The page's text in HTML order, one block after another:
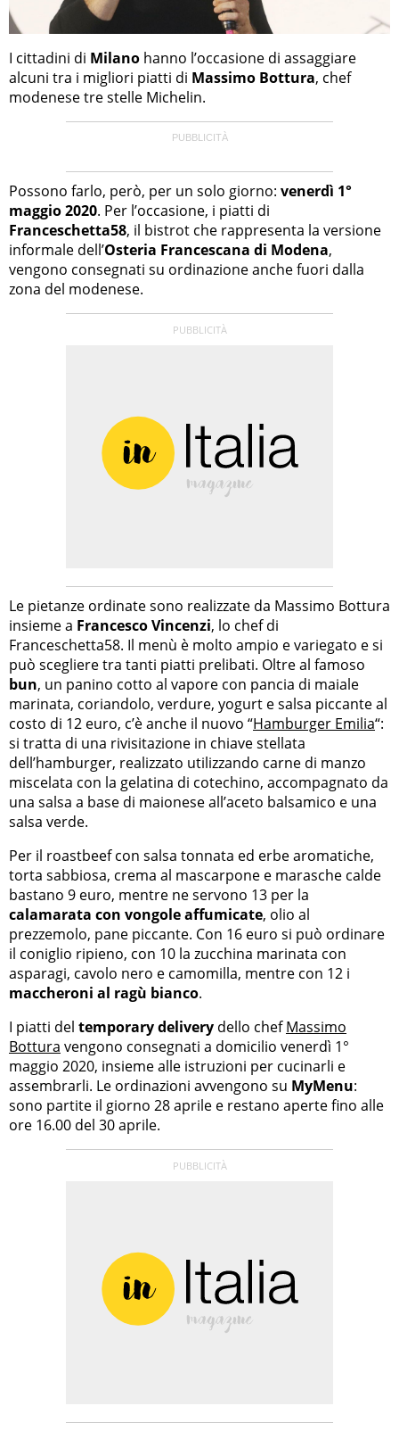
I cittadini di Milano hanno l’occasione di assaggiare
alcuni tra i migliori piatti di Massimo Bottura, chef
modenese tre stelle Michelin.
Possono farlo, però, per un solo giorno: venerdì 1°
maggio 2020. Per l’occasione, i piatti di
Franceschetta58, il bistrot che rappresenta la versione
informale dell’Osteria Francescana di Modena,
vengono consegnati su ordinazione anche fuori dalla
zona del modenese.
Le pietanze ordinate sono realizzate da Massimo Bottura
insieme a Francesco Vincenzi, lo chef di
Franceschetta58. Il menù è molto ampio e variegato e si
può scegliere tra tanti piatti prelibati. Oltre al famoso
bun, un panino cotto al vapore con pancia di maiale
marinata, coriandolo, verdure, yogurt e salsa piccante al
costo di 12 euro, c’è anche il nuovo “Hamburger Emilia“:
si tratta di una rivisitazione in chiave stellata
dell’hamburger, realizzato utilizzando carne di manzo
miscelata con la gelatina di cotechino, accompagnato da
una salsa a base di maionese all’aceto balsamico e una
salsa verde.
Per il roastbeef con salsa tonnata ed erbe aromatiche,
torta sabbiosa, crema al mascarpone e marasche calde
bastano 9 euro, mentre ne servono 13 per la
calamarata con vongole affumicate, olio al
prezzemolo, pane piccante. Con 16 euro si può ordinare
il coniglio ripieno, con 10 la zucchina marinata con
asparagi, cavolo nero e camomilla, mentre con 12 i
maccheroni al ragù bianco.
I piatti del temporary delivery dello chefMassimo
Bottura vengono consegnati a domicilio venerdì 1°
maggio 2020, insieme alle istruzioni per cucinarli e
assembrarli. Le ordinazioni avvengono su MyMenu:
sono partite il giorno 28 aprile e restano aperte fino alle
ore 16.00 del 30 aprile.